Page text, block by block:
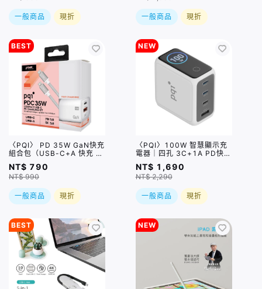
一般商品 現折 一般商品 現折
BEST
〈PQI〉 PD 35W GaN快充
組合包（USB-C+A 快充 +
USB-C to C 100公分編織
快充線)
NT$ 790
NT$ 990
一般商品 現折
NEW
〈PQI〉100W 智慧顯示充
電器｜四孔 3C+1A PD快充
充電器（PDC100WS1）
NT$ 1,690
NT$ 2,290
一般商品 現折
BEST NEW